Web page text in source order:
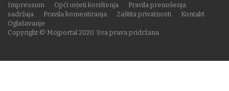
Copyright © Mojportal 2020. Sva prava pridržana.
Impressum Opći uvjeti korištenja
Pravila prenošenja
sadržaja
Pravila komentiranja Zaštita privatnosti
Kontakt
Oglašavanje